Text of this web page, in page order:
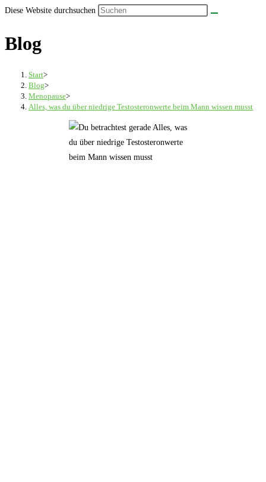
Diese Website durchsuchen
Blog
Start>
Blog>
Menopause>
Alles, was du über niedrige Testosteronwerte beim Mann wissen musst